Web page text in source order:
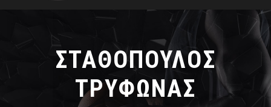
ΣΤΑΘΟΠΟΥΛΟΣ
ΤΡΥΦΩΝΑΣ